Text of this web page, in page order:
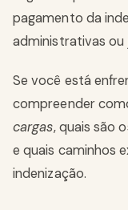
pagamento da
administrativas ou
Se você está
compreender
cargas, quais são
e quais caminhos
indenização.